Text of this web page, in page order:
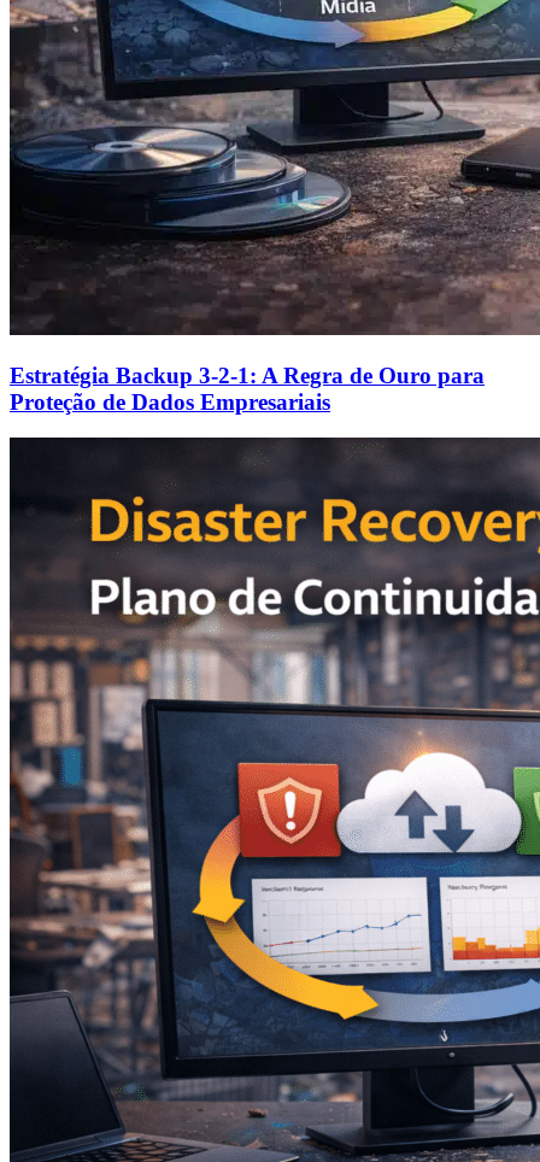
Estratégia Backup 3-2-1: A Regra de Ouro para
Proteção de Dados Empresariais